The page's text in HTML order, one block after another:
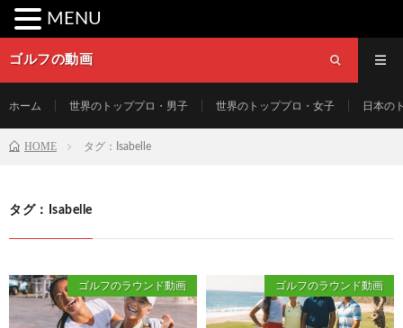
ゴルフの動画
ホーム 世界のトッププロ・男子 世界のトッププロ・女子 日本の
HOME タグ：Isabelle
タグ：Isabelle
ゴルフのラウンド動画 ゴルフのラウンド動画
MENU